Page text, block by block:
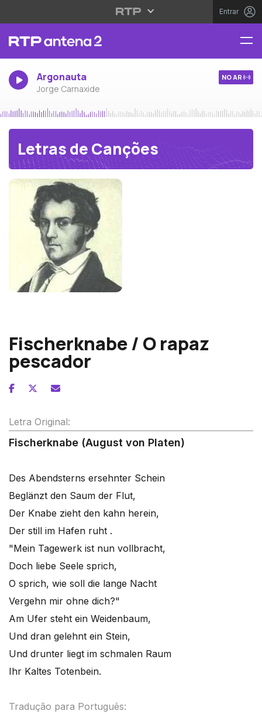
Entrar
Argonauta
Jorge Carnaxide
NO AR
Letras de Canções
Fischerknabe / O rapaz
pescador
Letra Original:
Fischerknabe (August von Platen)
Des Abendsterns ersehnter Schein
Beglänzt den Saum der Flut,
Der Knabe zieht den kahn herein,
Der still im Hafen ruht .
"Mein Tagewerk ist nun vollbracht,
Doch liebe Seele sprich,
O sprich, wie soll die lange Nacht
Vergehn mir ohne dich?"
Am Ufer steht ein Weidenbaum,
Und dran gelehnt ein Stein,
Und drunter liegt im schmalen Raum
Ihr Kaltes Totenbein.
Tradução para Português: